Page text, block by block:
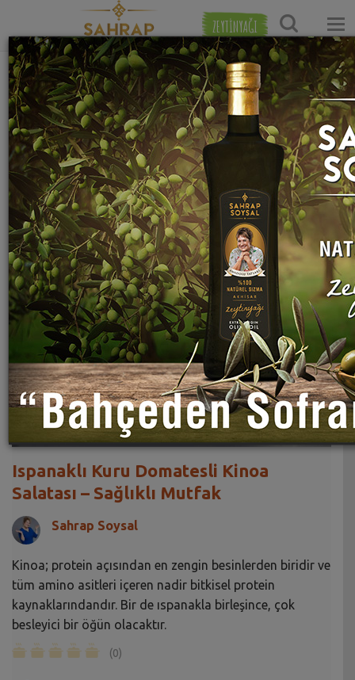
ZEYTİNYAĞI
Ana Sayfa Salata Tarifleri
Ispanaklı Kuru Domatesli Kinoa
Salatası – Sağlıklı Mutfak
Sahrap Soysal
Kinoa; protein açısından en zengin besinlerden biridir ve
tüm amino asitleri içeren nadir bitkisel protein
kaynaklarındandır. Bir de ıspanakla birleşince, çok
besleyici bir öğün olacaktır.
(0)